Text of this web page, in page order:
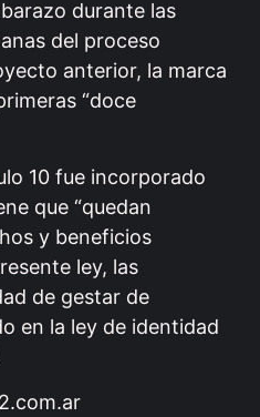
durante las
del proceso
anterior, la marca
“doce
10 fue incorporado
que “quedan
y beneficios
ley, las
de gestar de
en la ley de identidad